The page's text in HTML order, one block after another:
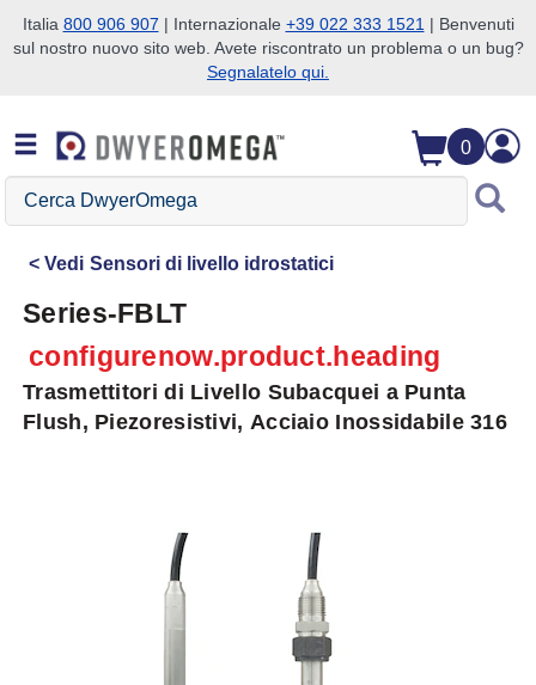
Salta alla ricerca
Salta al contenuto principale
Salta alla navigazione
Italia 800 906 907 | Internazionale +39 022 333 1521 | Benvenuti
sul nostro nuovo sito web. Avete riscontrato un problema o un bug?
Segnalatelo qui.
0
Cerca
DwyerOmega
Vedi Sensori di livello idrostatici
Series-FBLT
configurenow.product.heading
Trasmettitori di Livello Subacquei a Punta
Flush, Piezoresistivi, Acciaio Inossidabile 316